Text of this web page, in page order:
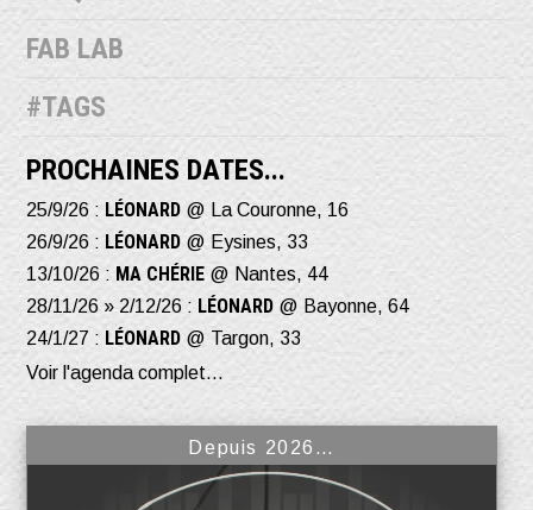
FAB LAB
#TAGS
PROCHAINES DATES...
25/9/26 : LÉONARD @ La Couronne, 16
26/9/26 : LÉONARD @ Eysines, 33
13/10/26 : MA CHÉRIE @ Nantes, 44
28/11/26 » 2/12/26 : LÉONARD @ Bayonne, 64
24/1/27 : LÉONARD @ Targon, 33
Voir l'agenda complet...
Depuis 2026…